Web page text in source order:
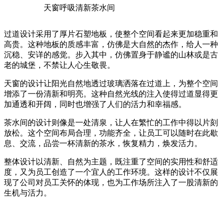
天窗呼吸清新茶水间
过道设计采用了厚片石塑地板，使整个空间看起来更加稳重和
高贵。这种地板的质感丰富，仿佛是大自然的杰作，给人一种
沉稳、安详的感觉。步入其中，仿佛置身于静谧的山林或是古
老的城堡，不禁让人心生敬畏。
天窗的设计让阳光自然地透过玻璃洒落在过道上，为整个空间
增添了一份清新和明亮。这种自然光线的注入使得过道显得更
加通透和开阔，同时也增强了人们的活力和幸福感。
茶水间的设计则像是一处清泉，让人在繁忙的工作中得以片刻
放松。这个空间布局合理，功能齐全，让员工可以随时在此歇
息、交流，品尝一杯清新的茶水，恢复精力，焕发活力。
整体设计以清新、自然为主题，既注重了空间的实用性和舒适
度，又为员工创造了一个宜人的工作环境。这样的设计不仅展
现了公司对员工关怀的体现，也为工作场所注入了一股清新的
生机与活力。